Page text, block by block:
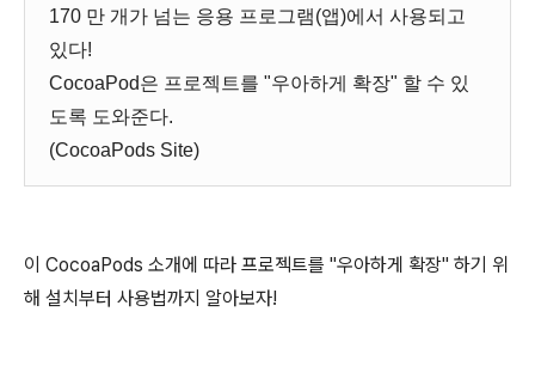
170 만 개가 넘는 응용 프로그램(앱)에서 사용되고
있다!
CocoaPod은 프로젝트를 "우아하게 확장" 할 수 있
도록 도와준다.
(CocoaPods Site)
이 CocoaPods 소개에 따라 프로젝트를 "우아하게 확장" 하기 위
해 설치부터 사용법까지 알아보자!